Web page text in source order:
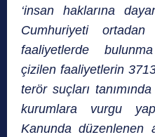
‘insan haklarına
Cumhuriyeti ortadan
faaliyetlerde
çizilen faaliyetlerin
terör suçları
kurumlara vurgu
Kanunda düzenlenen